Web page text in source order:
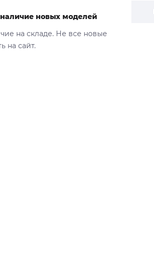
наличие новых моделей
на складе. Не все новые
на сайт.